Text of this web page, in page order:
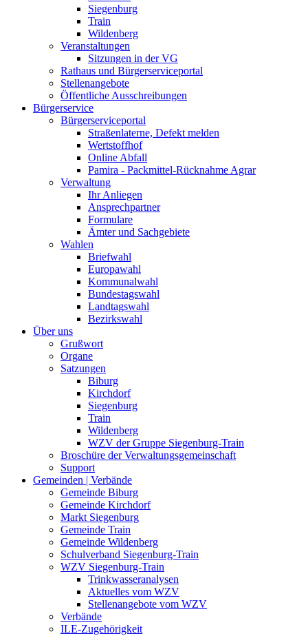
Siegenburg
Train
Wildenberg
Veranstaltungen
Sitzungen in der VG
Rathaus und Bürgerserviceportal
Stellenangebote
Öffentliche Ausschreibungen
Bürgerservice
Bürgerserviceportal
Straßenlaterne, Defekt melden
Wertstoffhof
Online Abfall
Pamira - Packmittel-Rücknahme Agrar
Verwaltung
Ihr Anliegen
Ansprechpartner
Formulare
Ämter und Sachgebiete
Wahlen
Briefwahl
Europawahl
Kommunalwahl
Bundestagswahl
Landtagswahl
Bezirkswahl
Über uns
Grußwort
Organe
Satzungen
Biburg
Kirchdorf
Siegenburg
Train
Wildenberg
WZV der Gruppe Siegenburg-Train
Broschüre der Verwaltungsgemeinschaft
Support
Gemeinden | Verbände
Gemeinde Biburg
Gemeinde Kirchdorf
Markt Siegenburg
Gemeinde Train
Gemeinde Wildenberg
Schulverband Siegenburg-Train
WZV Siegenburg-Train
Trinkwasseranalysen
Aktuelles vom WZV
Stellenangebote vom WZV
Verbände
ILE-Zugehörigkeit